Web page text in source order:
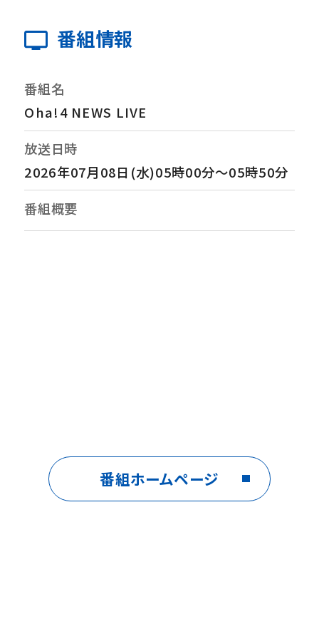
番組情報
番組名
Oha!4 NEWS LIVE
放送日時
2026年07月08日(水)05時00分～05時50分
番組概要
番組ホームページ